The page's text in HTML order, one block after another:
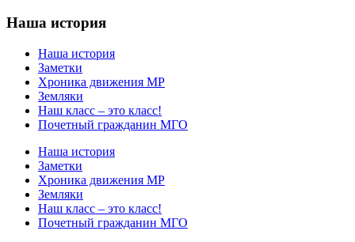
Наша история
Наша история
Заметки
Хроника движения МР
Земляки
Наш класс – это класс!
Почетный гражданин МГО
Наша история
Заметки
Хроника движения МР
Земляки
Наш класс – это класс!
Почетный гражданин МГО